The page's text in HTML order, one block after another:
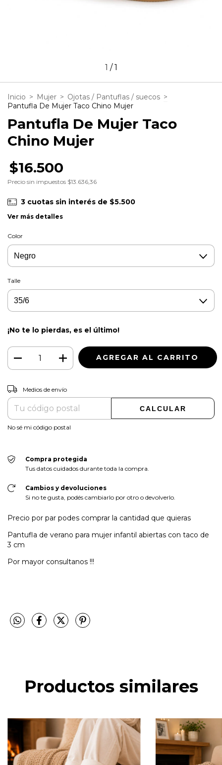
1 /1
Inicio > Mujer > Ojotas / Pantuflas / suecos >
Pantufla De Mujer Taco Chino Mujer
Pantufla De Mujer Taco
Chino Mujer
$16.500
Precio sin impuestos $13.636,36
3 cuotas sin interés de $5.500
Ver más detalles
Color
Talle
¡No te lo pierdas, es el último!
Entregas para el CP:
Medios de envío
CALCULAR
No sé mi código postal
Compra protegida
Tus datos cuidados durante toda la compra.
Cambios y devoluciones
Si no te gusta, podés cambiarlo por otro o devolverlo.
Precio por par podes comprar la cantidad que quieras
Pantufla de verano para mujer infantil abiertas con taco de
3 cm
Por mayor consultanos !!!
Productos similares